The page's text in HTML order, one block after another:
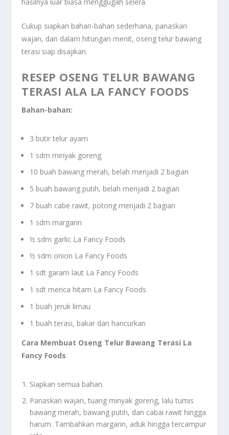
Cukup siapkan bahan-bahan sederhana, panaskan
wajan, dan dalam hitungan menit, oseng telur bawang
terasi siap disajikan.
RESEP OSENG TELUR BAWANG
TERASI ALA LA FANCY FOODS
Bahan-bahan:
3 butir telur ayam
1 sdm minyak goreng
10 buah bawang merah, belah menjadi 2 bagian
5 buah bawang putih, belah menjadi 2 bagian
7 buah cabe rawit, potong menjadi 2 bagian
1 sdm margarin
½ sdm garlic La Fancy Foods
½ sdm onion La Fancy Foods
1 sdt garam laut La Fancy Foods
1 sdt merica hitam La Fancy Foods
1 buah jeruk limau
1 buah terasi, bakar dan hancurkan
Cara Membuat Oseng Telur Bawang Terasi La
Fancy Foods
Siapkan semua bahan.
Panaskan wajan, tuang minyak goreng, lalu tumis
bawang merah, bawang putih, dan cabai rawit hingga
harum. Tambahkan margarin, aduk hingga tercampur